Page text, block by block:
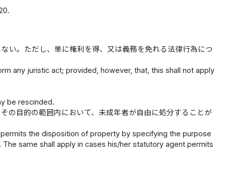
い。ただし、単に権利を得、又は義務を免れる法律行為につ
any juristic act; provided, however, that, this shall not apply
be rescinded.
の目的の範囲内において、未成年者が自由に処分することが
the disposition of property by specifying the purpose
same shall apply in cases his/her statutory agent permits